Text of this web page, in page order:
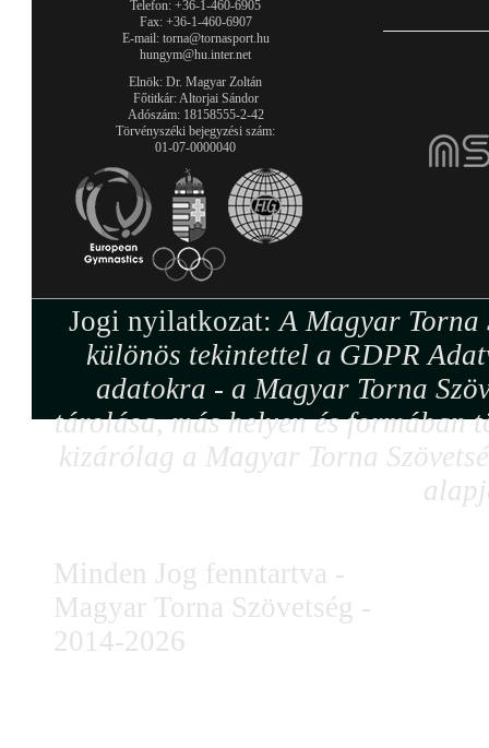
Telefon: +36-1-460-6905
Fax: +36-1-460-6907
E-mail: torna@tornasport.hu
hungym@hu.inter.net
Elnök: Dr. Magyar Zoltán
Főtitkár: Altorjai Sándor
Adószám: 18158555-2-42
Törvényszéki bejegyzési szám:
01-07-0000040
Jogi nyilatkozat:A Magyar Torna
különös tekintettel a GDPR
adatokra - a Magyar Torna
tárolása, más helyen és formában
kizárólag a Magyar Torna
Minden Jog fenntartva -
Magyar Torna Szövetség -
2014-2026